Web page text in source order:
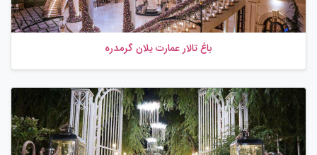
باغ تالار عمارت یلان گرمدره